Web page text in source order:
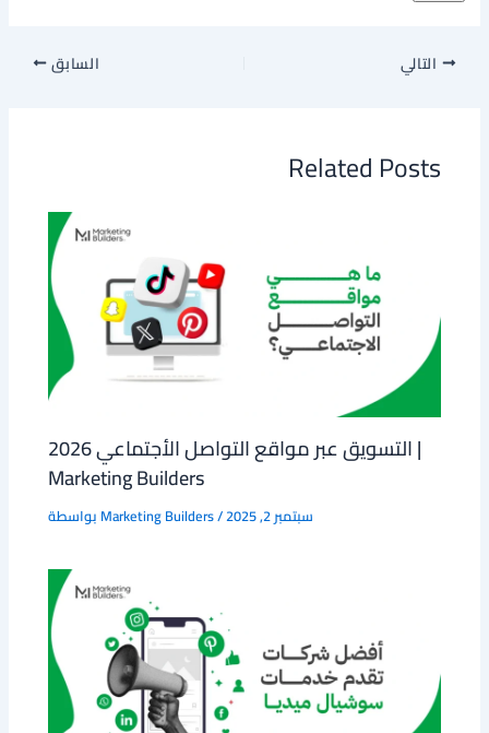
السابق
Related Posts
التسويق عبر مواقع التواصل الأجتماعي 2026 |
Marketing Builders
بواسطة Marketing Builders/ سبتمبر 2, 2025